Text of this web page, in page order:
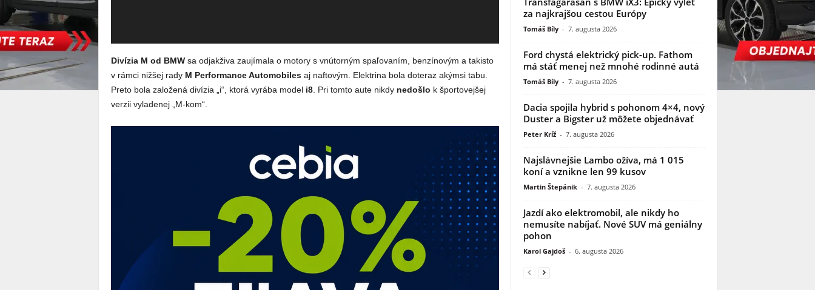
Divízia M od BMWsa odjakživa zaujímala o motory s vnútorným spaľovaním, benzínovým a takisto
v rámci nižšej rady M Performance Automobilesaj naftovým. Elektrina bola doteraz akýmsi tabu.
Preto bola založená divízia „i“, ktorá vyrába model i8. Pri tomto aute nikdy nedošlo k športovejšej
verzii vyladenej „M-kom“.
za najkrajšou cestou Európy
Tomáš Bíly - 7. augusta 2026
Ford chystá elektrický pick-up. Fathom
má stáť menej než mnohé rodinné autá
Tomáš Bíly - 7. augusta 2026
Dacia spojila hybrid s pohonom 4×4, nový
Duster a Bigster už môžete objednávať
Peter Kríž - 7. augusta 2026
Najslávnejšie Lambo ožíva, má 1 015
koní a vznikne len 99 kusov
Martin Štepánik - 7. augusta 2026
Jazdí ako elektromobil, ale nikdy ho
nemusíte nabíjať. Nové SUV má geniálny
pohon
Karol Gajdoš - 6. augusta 2026